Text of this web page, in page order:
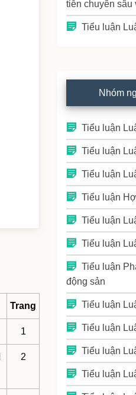
Trang
1
2
tiễn chuyên sâu
Tiểu luận
Nhóm
Tiểu luận
Tiểu luận
Tiểu luận
Tiểu luận
Tiểu luận
Tiểu luận
Tiểu luận
động sản
Tiểu luận
Tiểu luận
Tiểu luận
Tiểu luận